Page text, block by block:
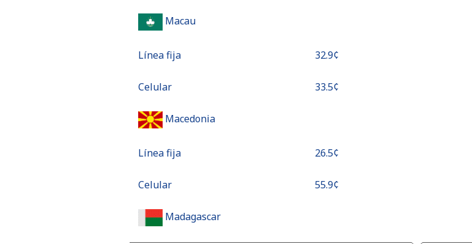
Macau
Línea fija ⁦32.9¢⁩
Celular ⁦33.5¢⁩
Macedonia
Línea fija ⁦26.5¢⁩
Celular ⁦55.9¢⁩
Madagascar